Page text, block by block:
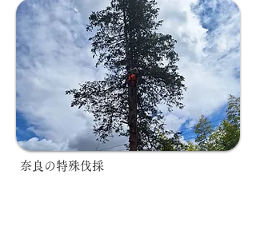
奈良の特殊伐採